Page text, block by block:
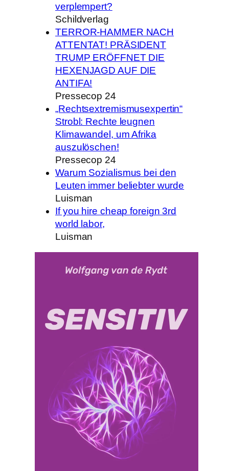
verplempert?
Schildverlag
TERROR-HAMMER NACH
ATTENTAT! PRÄSIDENT
TRUMP ERÖFFNET DIE
HEXENJAGD AUF DIE
ANTIFA!
Pressecop 24
„Rechtsextremismusexpertin“
Strobl: Rechte leugnen
Klimawandel, um Afrika
auszulöschen!
Pressecop 24
Warum Sozialismus bei den
Leuten immer beliebter wurde
Luisman
If you hire cheap foreign 3rd
world labor,
Luisman